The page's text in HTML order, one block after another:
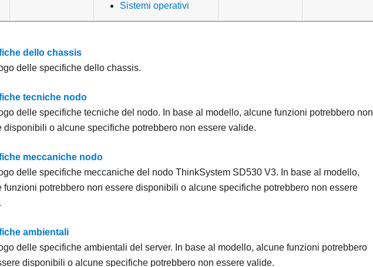
Sistemi operativi
dello chassis
delle specifiche dello chassis.
tecniche nodo
delle specifiche tecniche del nodo. In base al modello, alcune funzioni potrebbero non
disponibili o alcune specifiche potrebbero non essere valide.
meccaniche nodo
delle specifiche meccaniche del nodo ThinkSystem SD530 V3. In base al modello,
funzioni potrebbero non essere disponibili o alcune specifiche potrebbero non essere
ambientali
delle specifiche ambientali del server. In base al modello, alcune funzioni potrebbero
disponibili o alcune specifiche potrebbero non essere valide.